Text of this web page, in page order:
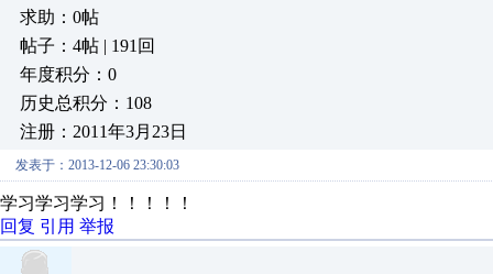
求助：0帖
帖子：4帖 | 191回
年度积分：0
历史总积分：108
注册：2011年3月23日
发表于：2013-12-06 23:30:03
学习学习学习！！！！！
回复 引用 举报